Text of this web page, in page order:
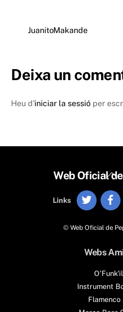
JuanitoMakande
Deixa un
Heu d'iniciar la sessió per
Top
Web Oficial
Links
Twitter
© Web Oficial de
Webs
Instrument
Flamenco